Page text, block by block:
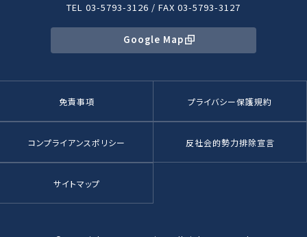
TEL 03-5793-3126 / FAX 03-5793-3127
Google Map
免責事項 プライバシー保護規約
コンプライアンスポリシー 反社会的勢力排除宣言
サイトマップ